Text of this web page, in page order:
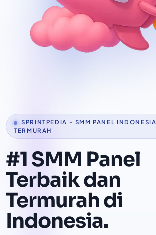
SPRINTPEDIA - SMM PANEL
TERMURAH
#1 SMM Panel
Terbaik dan
Termurah di
Indonesia.